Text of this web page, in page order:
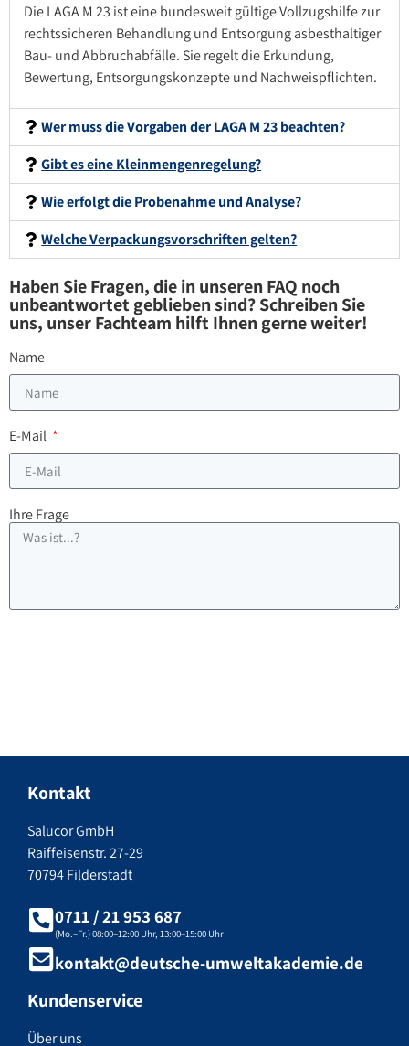
Die LAGA M 23 ist eine bundesweit gültige Vollzugshilfe zur
rechtssicheren Behandlung und Entsorgung asbesthaltiger
Bau- und Abbruchabfälle. Sie regelt die Erkundung,
Bewertung, Entsorgungskonzepte und Nachweispflichten.
Wer muss die Vorgaben der LAGA M 23 beachten?
Gibt es eine Kleinmengenregelung?
Wie erfolgt die Probenahme und Analyse?
Welche Verpackungsvorschriften gelten?
Haben Sie Fragen, die in unseren FAQ noch
unbeantwortet geblieben sind? Schreiben Sie
uns, unser Fachteam hilft Ihnen gerne weiter!
Name
E-Mail
Ihre Frage
Kontakt
Salucor GmbH
Raiffeisenstr. 27-29
70794 Filderstadt
0711 / 21 953 687
(Mo.–Fr.) 08:00–12:00 Uhr, 13:00–15:00 Uhr
kontakt@deutsche-umweltakademie.de
Kundenservice
Über uns